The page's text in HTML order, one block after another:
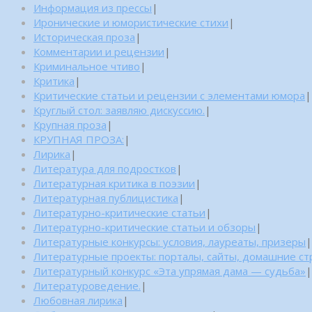
Информация из прессы |
Иронические и юмористические стихи |
Историческая проза |
Комментарии и рецензии |
Криминальное чтиво |
Критика |
Критические статьи и рецензии с элементами юмора |
Круглый стол: заявляю дискуссию. |
Крупная проза |
КРУПНАЯ ПРОЗА: |
Лирика |
Литература для подростков |
Литературная критика в поэзии |
Литературная публицистика |
Литературно-критические статьи |
Литературно-критические статьи и обзоры |
Литературные конкурсы: условия, лауреаты, призеры |
Литературные проекты: порталы, сайты, домашние
Литературный конкурс «Эта упрямая дама — судьба» |
Литературоведение. |
Любовная лирика |